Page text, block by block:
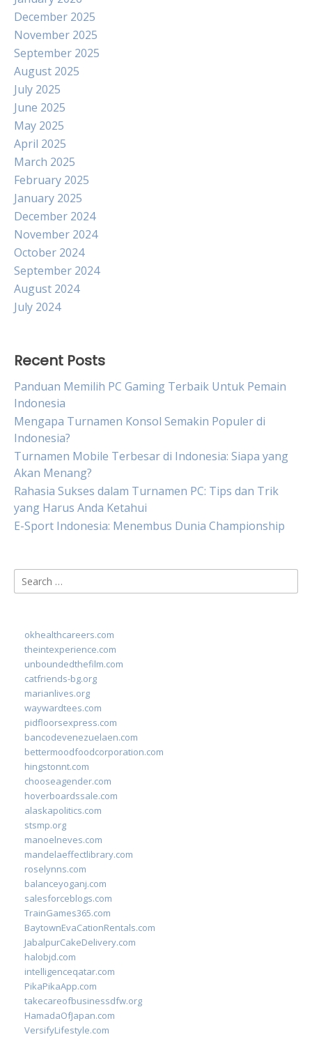
December 2025
November 2025
September 2025
August 2025
July 2025
June 2025
May 2025
April 2025
March 2025
February 2025
January 2025
December 2024
November 2024
October 2024
September 2024
August 2024
July 2024
Recent Posts
Panduan Memilih PC Gaming Terbaik Untuk Pemain
Indonesia
Mengapa Turnamen Konsol Semakin Populer di
Indonesia?
Turnamen Mobile Terbesar di Indonesia: Siapa yang
Akan Menang?
Rahasia Sukses dalam Turnamen PC: Tips dan Trik
yang Harus Anda Ketahui
E-Sport Indonesia: Menembus Dunia Championship
Search
for:
okhealthcareers.com
theintexperience.com
unboundedthefilm.com
catfriends-bg.org
marianlives.org
waywardtees.com
pidfloorsexpress.com
bancodevenezuelaen.com
bettermoodfoodcorporation.com
hingstonnt.com
chooseagender.com
hoverboardssale.com
alaskapolitics.com
stsmp.org
manoelneves.com
mandelaeffectlibrary.com
roselynns.com
balanceyoganj.com
salesforceblogs.com
TrainGames365.com
BaytownEvaCationRentals.com
JabalpurCakeDelivery.com
halobjd.com
intelligenceqatar.com
PikaPikaApp.com
takecareofbusinessdfw.org
HamadaOfJapan.com
VersifyLifestyle.com